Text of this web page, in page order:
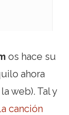
os hace su
ahora
web). Tal y
canción